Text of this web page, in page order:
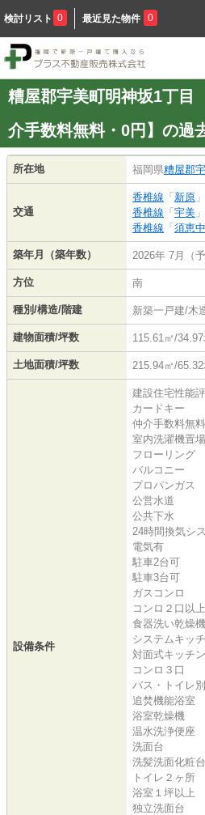
検討リスト 0 最近見た物件 0
糟屋郡宇美町明神坂1丁
介手数料無料・0円】の過
所在地 福岡県糟屋郡
交通
香椎線 「 新原
香椎線 「 宇美
香椎線 「 須恵
築年月（築年数） 2026年 7月（予
方位 南
種別/構造/階建 新築一戸建/木
建物面積/坪数 115.61㎡/
土地面積/坪数 215.94㎡/
設備条件
建設住宅性能
カードキー
仲介手数料無料
室内洗濯機置場
フローリング
バルコニー
プロパンガス
公営水道
公共下水
24時間換気シ
電気有
駐車2台可
駐車3台可
ガスコンロ
コンロ２口以上
食器洗い乾燥機
システムキッ
対面式キッチン
コンロ３口
バス・トイレ別
追焚機能浴室
浴室乾燥機
温水洗浄便座
洗面台
洗髪洗面化粧台
トイレ２ヶ所
浴室１坪以上
独立洗面台